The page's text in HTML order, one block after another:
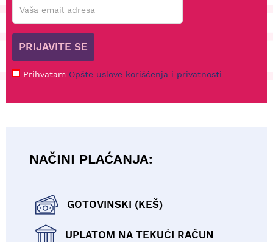
PRIJAVITE SE
Prihvatam Opšte uslove korišćenja i privatnosti
NAČINI PLAĆANJA:
GOTOVINSKI (KEŠ)
UPLATOM NA TEKUĆI RAČUN